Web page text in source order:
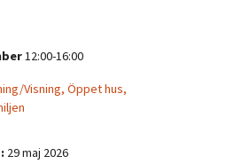
12:00-16:00
Visning, Öppet hus,
29 maj 2026